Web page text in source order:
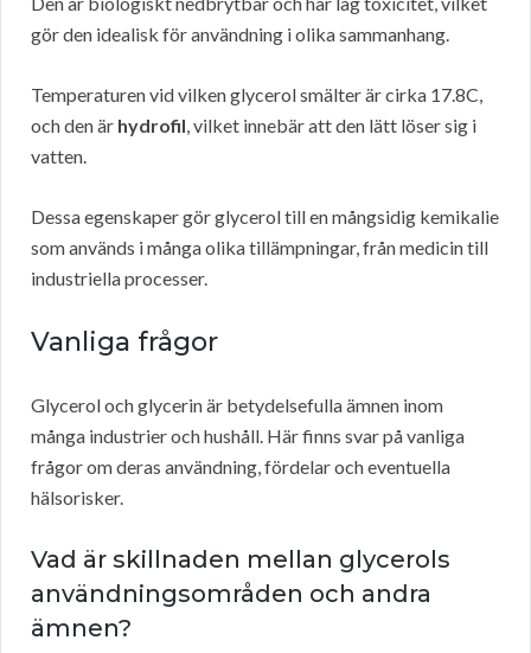
gör den idealisk för användning i olika sammanhang.
Temperaturen vid vilken glycerol smälter är cirka 17.8C,
och den är hydrofil, vilket innebär att den lätt löser sig i
vatten.
Dessa egenskaper gör glycerol till en mångsidig kemikalie
som används i många olika tillämpningar, från medicin till
industriella processer.
Vanliga frågor
Glycerol och glycerin är betydelsefulla ämnen inom
många industrier och hushåll. Här finns svar på vanliga
frågor om deras användning, fördelar och eventuella
hälsorisker.
Vad är skillnaden mellan glycerols
användningsområden och andra
ämnen?